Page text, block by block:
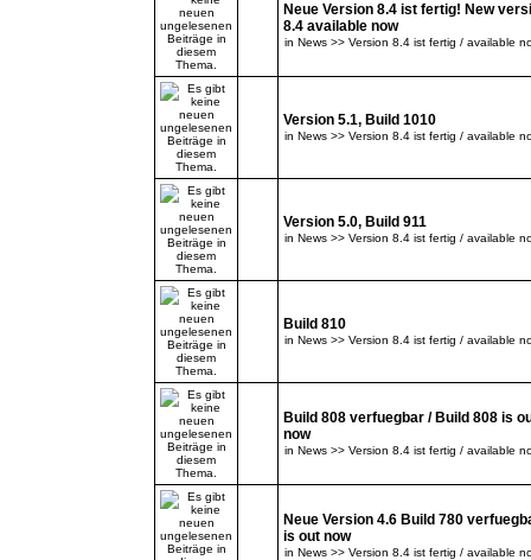
Neue Version 8.4 ist fertig! New
8.4 available now
in News >> Version 8.4 ist fertig / available
Version 5.1, Build 1010
in News >> Version 8.4 ist fertig / available
Version 5.0, Build 911
in News >> Version 8.4 ist fertig / available
Build 810
in News >> Version 8.4 ist fertig / available
Build 808 verfuegbar / Build 808 is
now
in News >> Version 8.4 ist fertig / available
Neue Version 4.6 Build 780
is out now
in News >> Version 8.4 ist fertig / available